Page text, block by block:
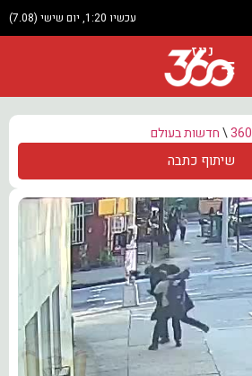
עכשיו 1:20, יום שישי (7.08)
ניוז
360
\חדשות בעולם
שיתוף כתבה